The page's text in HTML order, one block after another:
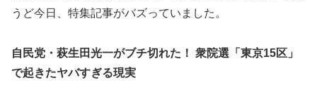
うど今日、特集記事がバズっていました。
自民党・萩生田光一がブチ切れた！ 衆院選「東京15区」
で起きたヤバすぎる現実